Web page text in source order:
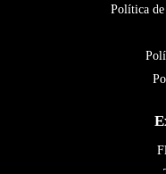
Política de